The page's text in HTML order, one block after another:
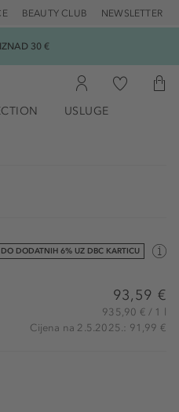
BEAUTY CLUB NEWSLETTER
30 €
USLUGE
DO DODATNIH 6% UZ DBC KARTICU
93,59 €
935,90 € / 1 l
Cijena na 2.5.2025.: 91,99 €